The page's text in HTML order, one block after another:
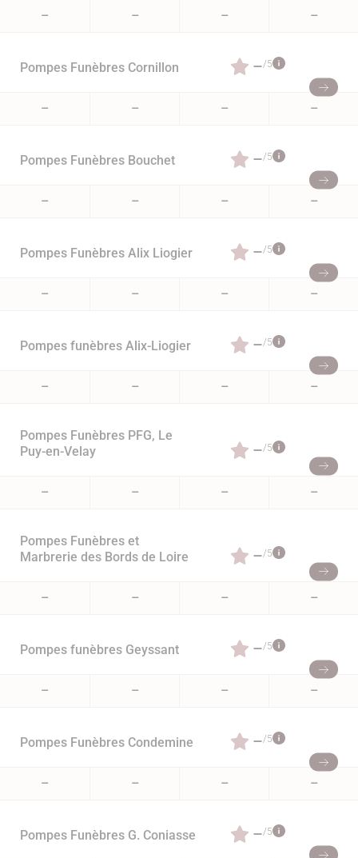
– – – –
Pompes Funèbres Cornillon –/5
– – – –
Pompes Funèbres Bouchet –/5
– – – –
Pompes Funèbres Alix Liogier –/5
– – – –
Pompes funèbres Alix-Liogier –/5
– – – –
Pompes Funèbres PFG, Le
Puy-en-Velay
–/5
– – – –
Pompes Funèbres et
Marbrerie des Bords de Loire
–/5
– – – –
Pompes funèbres Geyssant –/5
– – – –
Pompes Funèbres Condemine –/5
– – – –
Pompes Funèbres G. Coniasse –/5